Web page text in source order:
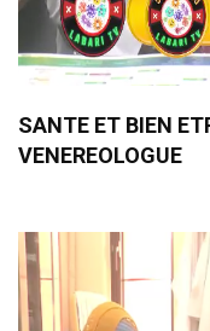
SANTE ET BIEN
VENEREOLOGUE